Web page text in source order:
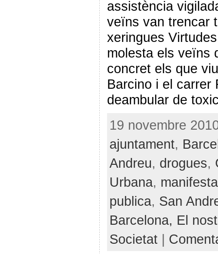
assistència
veïns van trencar
xeringues
molesta els veïns
concret els que
Barcino i el carrer
deambular de
19 novembre
ajuntament,
Andreu, drogues,
Urbana,
publica, San
Barcelona, El
Societat|